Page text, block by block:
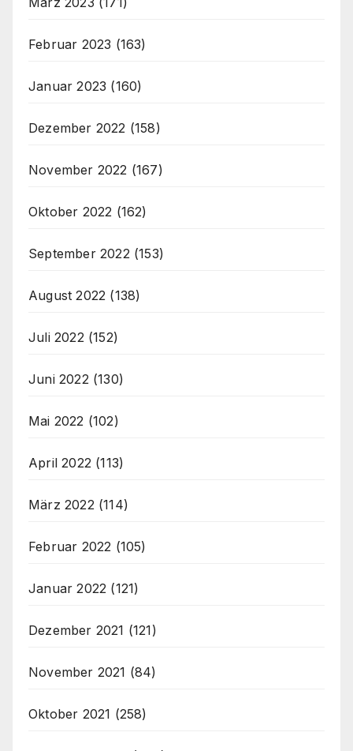
Februar 2023 (163)
Januar 2023 (160)
Dezember 2022 (158)
November 2022 (167)
Oktober 2022 (162)
September 2022 (153)
August 2022 (138)
Juli 2022 (152)
Juni 2022 (130)
Mai 2022 (102)
April 2022 (113)
März 2022 (114)
Februar 2022 (105)
Januar 2022 (121)
Dezember 2021 (121)
November 2021 (84)
Oktober 2021 (258)